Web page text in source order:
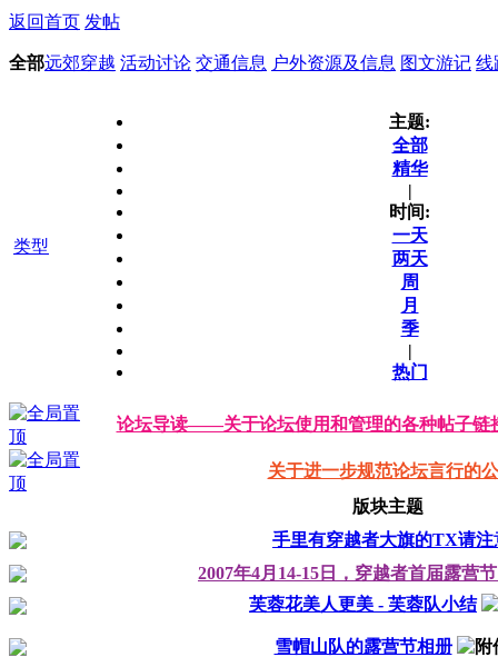
返回首页 发帖
全部远郊穿越 活动讨论 交通信息 户外资源及信息 图文游记 线
类型
主题:
全部
精华
|
时间:
一天
两天
周
月
季
|
热门
论坛导读——关于论坛使用和管理的各种帖子链
关于进一步规范论坛言行的
版块主题
手里有穿越者大旗的TX请注
2007年4月14-15日，穿越者首届露营
芙蓉花美人更美 - 芙蓉队小结
雪帽山队的露营节相册